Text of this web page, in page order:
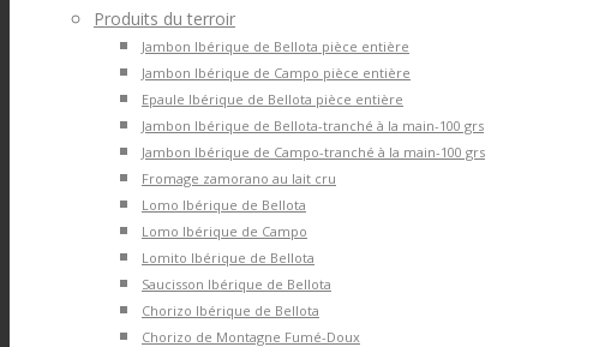
Produits du terroir
Jambon Ibérique de Bellota pièce entière
Jambon Ibérique de Campo pièce entière
Epaule Ibérique de Bellota pièce entière
Jambon Ibérique de Bellota-tranché à la main-100 grs
Jambon Ibérique de Campo-tranché à la main-100 grs
Fromage zamorano au lait cru
Lomo Ibérique de Bellota
Lomo Ibérique de Campo
Lomito Ibérique de Bellota
Saucisson Ibérique de Bellota
Chorizo Ibérique de Bellota
Chorizo de Montagne Fumé-Doux